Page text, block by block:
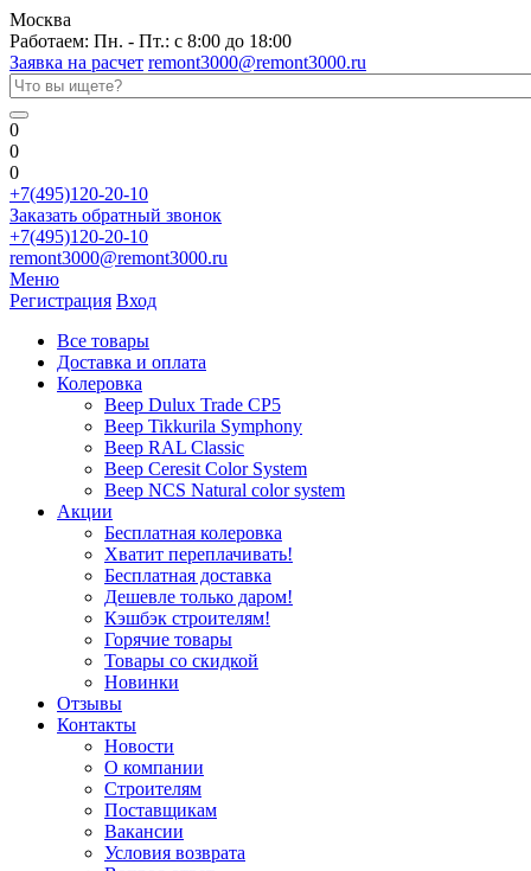
Москва
Работаем: Пн. - Пт.: с 8:00 до 18:00
Заявка на расчет remont3000@remont3000.ru
0
0
0
+7(495)120-20-10
Заказать обратный звонок
+7(495)120-20-10
remont3000@remont3000.ru
Меню
Регистрация Вход
Все товары
Доставка и оплата
Колеровка
Веер Dulux Trade CP5
Веер Tikkurila Symphony
Веер RAL Classic
Веер Ceresit Color System
Веер NCS Natural color system
Акции
Бесплатная колеровка
Хватит переплачивать!
Бесплатная доставка
Дешевле только даром!
Кэшбэк строителям!
Горячие товары
Товары со скидкой
Новинки
Отзывы
Контакты
Новости
О компании
Строителям
Поставщикам
Вакансии
Условия возврата